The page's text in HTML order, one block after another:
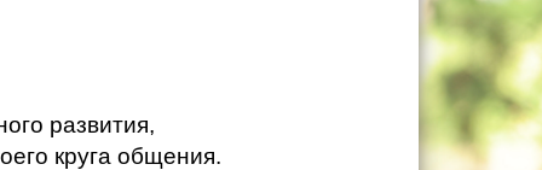
развития,
круга общения.